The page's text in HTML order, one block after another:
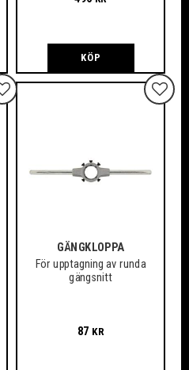
KÖP
Lägg till i favoriter
GÄNGKLOPPA
För upptagning av runda
gängsnitt
87 KR
Lägg